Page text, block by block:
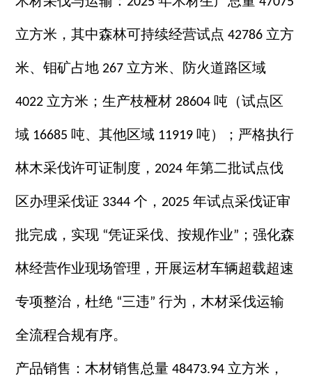
立方米，其中森林可持续经营试点 42786 立方
米、钼矿占地 267 立方米、防火道路区域
4022 立方米；生产枝桠材 28604 吨（试点区
域 16685 吨、其他区域 11919 吨）；严格执行
林木采伐许可证制度， 2024 年第二批试点伐
区办理采伐证 3344 个， 2025 年试点采伐证审
批完成，实现 “凭证采伐、按规作业” ；强化森
林经营作业现场管理，开展运材车辆超载超速
专项整治，杜绝 “三违” 行为，木材采伐运输
全流程合规有序。
产品销售：木材销售总量48473.94 立方米，